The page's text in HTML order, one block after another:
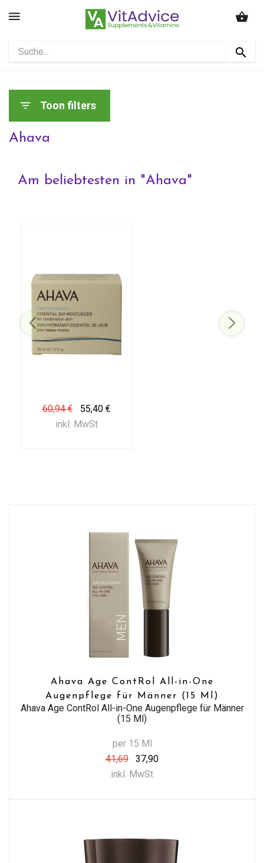
Toon filters
Ahava
Am beliebtesten in "Ahava"
60,94 €
55,40 €
inkl. MwSt
Ahava Age ContRol All-in-One
Augenpflege für Männer (15 Ml)
Ahava Age ContRol All-in-One Augenpflege für Männer
(15 Ml)
per 15 Ml
41,69
37,90
inkl. MwSt